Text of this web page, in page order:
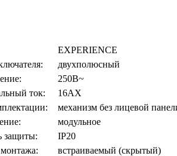
EXPERIENCE
двухполюсный
250В~
ток:
16АХ
механизм без лицевой
модульное
защиты:
IP20
встраиваемый (скрытый)